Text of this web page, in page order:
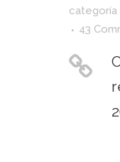
categoría
43